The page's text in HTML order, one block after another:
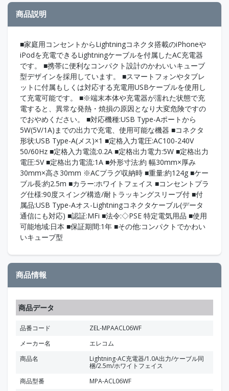
商品説明
■家庭用コンセントからLightningコネクタ搭載のiPhoneや
iPodを充電できるLightningケーブルを付属したAC充電器
です。 ■携帯に便利なコンパクト設計のかわいいキューブ
型デザインを採用しています。 ■スマートフォンやタブレ
ットに付属もしくは対応する充電用USBケーブルを使用し
て充電可能です。 ■※端末本体や充電器が濡れた状態で充
電すると、異常な発熱・焼損の原因となり大変危険ですの
でおやめください。 ■対応機種:USB Type-Aポートから
5W(5V/1A)までの出力で充電、使用可能な機器 ■コネクタ
形状:USB Type-A(メス)×1 ■定格入力電圧:AC100-240V
50/60Hz ■定格入力電流:0.2A ■定格出力電力:5W ■定格出力
電圧:5V ■定格出力電流:1A ■外形寸法:約 幅30mm×厚み
30mm×高さ30mm ※ACプラグ収納時 ■重量:約124g ■ケー
ブル長:約2.5m ■カラー:ホワイトフェイス ■コンセントプラ
グ仕様:90度スイング構造/耐トラッキングスリーブ付 ■付
属品:USB Type-Aオス-Lightningコネクタケーブル(データ
通信にも対応) ■認証:MFi ■法令:◇PSE 特定電気用品 ■使用
可能地域:日本 ■保証期間:1年 ■その他:コンパクトでかわい
いキューブ型
商品情報
商品データ
品番コード
ZEL-MPAACL06WF
メーカー名
エレコム
商品名
Lightning-AC充電器/1.0A出力/ケーブル同
梱/2.5m/ホワイトフェイス
商品型番
MPA-ACL06WF